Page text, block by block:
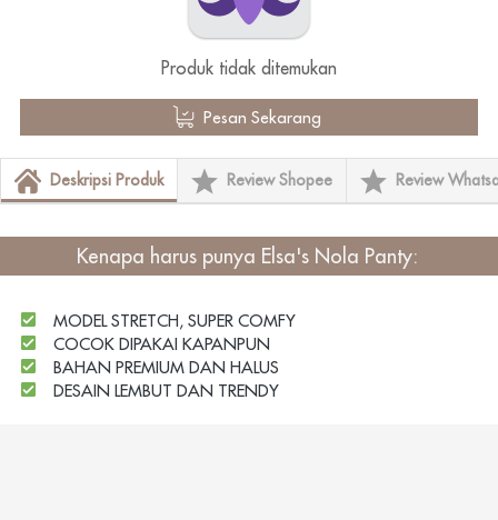
Produk tidak ditemukan
` Pesan Sekarang
Deskripsi Produk Review Shopee Review
Kenapa harus punya Elsa's Nola Panty:
MODEL STRETCH, SUPER COMFY
COCOK DIPAKAI KAPANPUN
BAHAN PREMIUM DAN HALUS
    DESAIN LEMBUT DAN TRENDY